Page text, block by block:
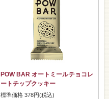
POW BAR オートミールチョコレ
ートチップクッキー
標準価格 378円(税込)